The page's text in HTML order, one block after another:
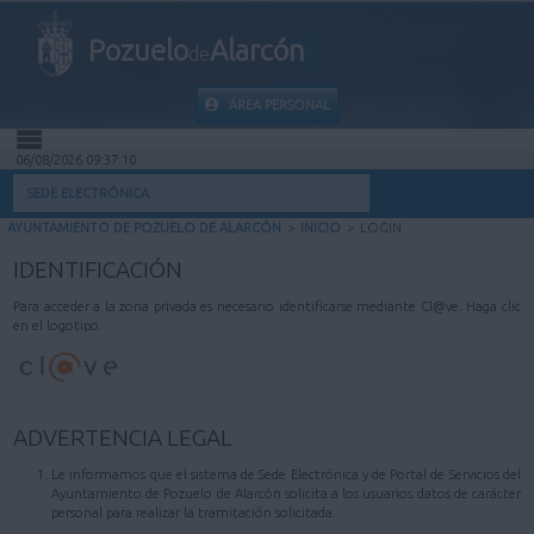
PozuelodeAlarcón
ÁREA PERSONAL
INICIO
MI CARPETA
INFORMACIÓN MUNICIPAL
AYUDA
06/08/2026 09:37:10
SEDE ELECTRÓNICA
AYUNTAMIENTO DE POZUELO DE ALARCÓN > INICIO > LOGIN
IDENTIFICACIÓN
Para acceder a la zona privada es necesario identificarse mediante Cl@ve. Haga clic
en el logotipo.
ADVERTENCIA LEGAL
Le informamos que el sistema de Sede Electrónica y de Portal de Servicios del
Ayuntamiento de Pozuelo de Alarcón solicita a los usuarios datos de carácter
personal para realizar la tramitación solicitada.